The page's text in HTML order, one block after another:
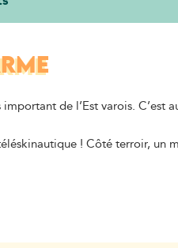
de l’Est varois.
! Côté terroir, un